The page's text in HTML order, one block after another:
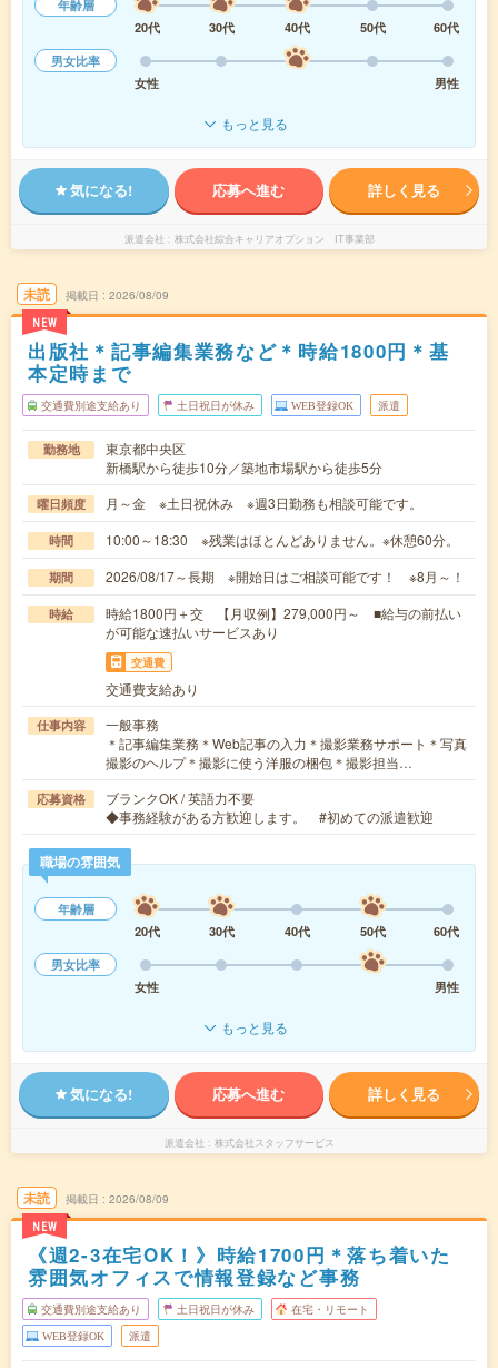
年齢層
20代
30代 40代 50代
60代
男女比率
女性
男性
もっと見る
気になる! 応募へ進む 詳しく見る
派遣会社 株式会社綜合キャリアオプション IT事業部
未読
NEW
掲載日 2026/08/09
出版社＊記事編集業務など＊時給1800円＊基
本定時まで
交通費別途支給あり 土日祝日が休み WEB登録OK 派遣
勤務地
東京都中央区
新橋駅から徒歩10分／築地市場駅から徒歩5分
曜日頻度 月～金 ※土日祝休み ※週3日勤務も相談可能です。
時間 10:00～18:30 ※残業はほとんどありません。※休憩60分。
期間 2026/08/17～長期 ※開始日はご相談可能です！ ※8月～！
時給
時給1800円＋交 【月収例】279,000円～ ■給与の前払い
が可能な速払いサービスあり
交通費
交通費支給あり
仕事内容
一般事務
＊記事編集業務＊Web記事の入力＊撮影業務サポート＊写真
撮影のヘルプ＊撮影に使う洋服の梱包＊撮影担当…
応募資格
ブランクOK / 英語力不要
◆事務経験がある方歓迎します。 #初めての派遣歓迎
職場の雰囲気
年齢層
20代
30代 40代 50代
60代
男女比率
女性
男性
もっと見る
気になる! 応募へ進む 詳しく見る
派遣会社 株式会社スタッフサービス
未読
NEW
掲載日 2026/08/09
《週2-3在宅OK！》時給1700円＊落ち着いた
雰囲気オフィスで情報登録など事務
交通費別途支給あり 土日祝日が休み 在宅・リモート
WEB登録OK 派遣